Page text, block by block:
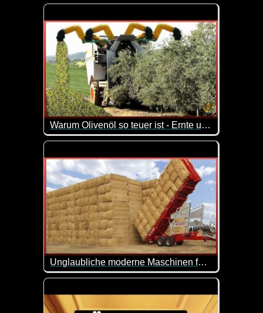
Immer wieder interessant wieso manche Dinge so
Warum Olivenöl so teuer ist - Ernte und Verarbeitung von Oliven
In diesem Video siehst du wie Olivenöl produziert
Unglaubliche moderne Maschinen für die Landwirtschaft 12
Immer wieder faszinierend was es so alles an